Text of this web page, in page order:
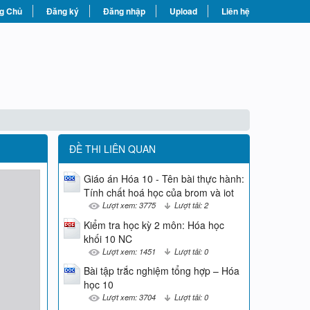
Chủ Đăng ký Đăng nhập Upload Liên hệ
ĐỀ THI LIÊN QUAN
Giáo án Hóa 10 - Tên bài thực hành:
Tính chất hoá học của brom và iot
Lượt xem: 3775 Lượt tải: 2
Kiểm tra học kỳ 2 môn: Hóa học
khối 10 NC
Lượt xem: 1451 Lượt tải: 0
Bài tập trắc nghiệm tổng hợp – Hóa
học 10
Lượt xem: 3704 Lượt tải: 0